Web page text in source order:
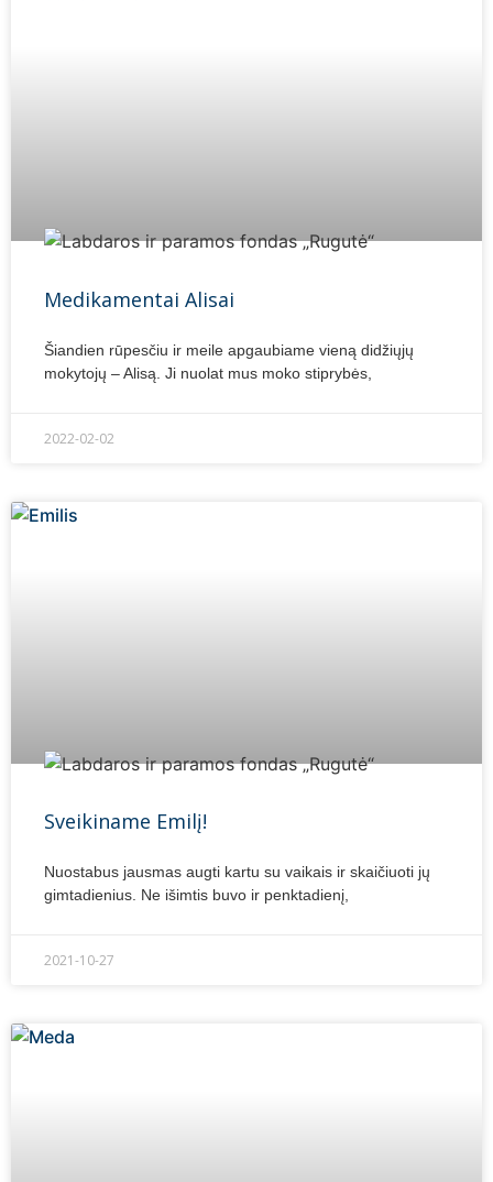
Medikamentai Alisai
Šiandien rūpesčiu ir meile apgaubiame vieną didžiųjų
mokytojų – Alisą. Ji nuolat mus moko stiprybės,
2022-02-02
Sveikiname Emilį!
Nuostabus jausmas augti kartu su vaikais ir skaičiuoti jų
gimtadienius. Ne išimtis buvo ir penktadienį,
2021-10-27